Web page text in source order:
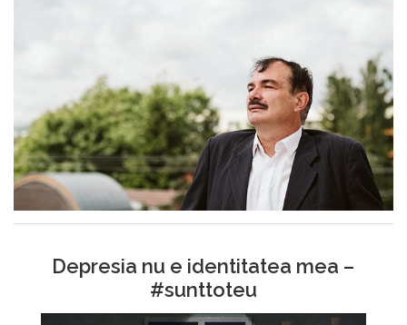
Depresia nu e identitatea mea –
#sunttoteu